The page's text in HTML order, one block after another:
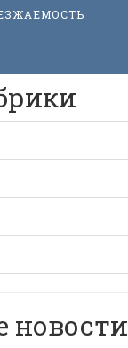
новости